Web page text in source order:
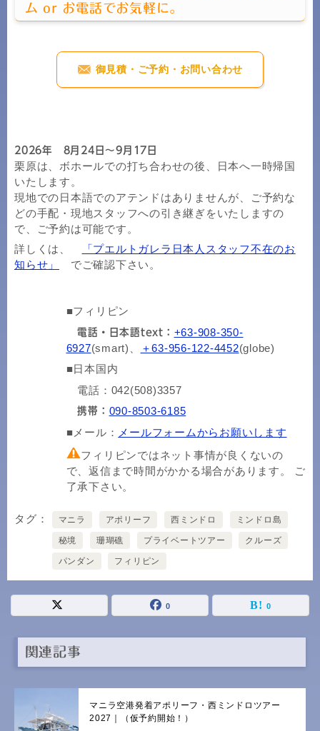
ム or お電話でお気軽に。
御見積・ご予約・お問い合わせ
2026年 8月24日～9月17日
栗原は、ボホールでの打ち合わせの後、日本へ一時帰国
いたします。
現地での日本語でのアテンドはありませんが、ご予約な
どの手配・現地スタッフへの引き継ぎをいたしますの
で、ご予約は可能です。
詳しくは、
「プエルトガレラ日本人スタッフ不在のお
知らせ」
でご確認下さい。
■フィリピン
電話・日本語text： +63-908-350-
6927(smart)、 ＋63-956-122-4452(globe)
■日本国内
電話：042(508)3357
携帯： 090-8503-6185
■メール： メールフォームからお願いします
フィリピンではネット事情が良くないの
で、返信まで時間がかかる場合があります。 ご
了承下さい。
タグ マニラ アポリーフ 西ミンドロ ミンドロ島
秘境 珊瑚礁 プライベートツアー クルーズ
パンダン フィリピン
0 0
関連記事
マニラ空港発着アポリーフ・西ミンドロツアー
2027｜（仮予約開始！）